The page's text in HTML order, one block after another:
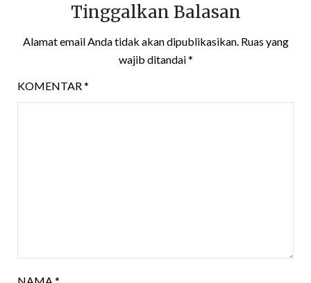
Tinggalkan Balasan
Alamat email Anda tidak akan dipublikasikan. Ruas yang
wajib ditandai*
KOMENTAR*